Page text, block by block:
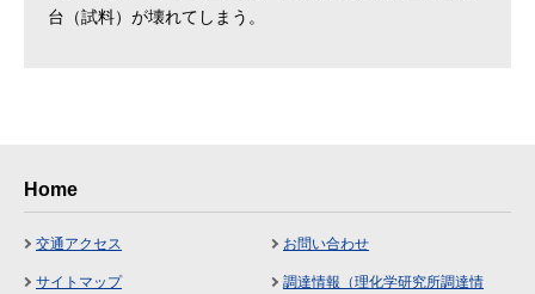
台（試料）が壊れてしまう。
Home
交通アクセス お問い合わせ
サイトマップ
調達情報（理化学研究所調達情